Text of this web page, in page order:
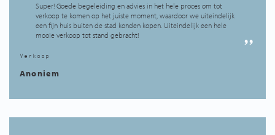
Super! Goede begeleiding en advies in het hele proces om tot
verkoop te komen op het juiste moment, waardoor we uiteindelijk
een fijn huis buiten de stad konden kopen. Uiteindelijk een hele
mooie verkoop tot stand gebracht!
Verkoop
Anoniem